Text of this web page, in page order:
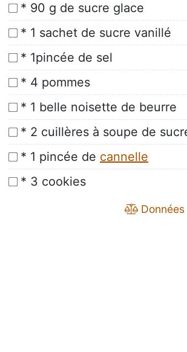
* 90 g de sucre glace
* 1 sachet de sucre vanillé
* 1pincée de sel
* 4 pommes
* 1 belle noisette de beurre
* 2 cuillères à soupe de
* 1 pincée de cannelle
* 3 cookies